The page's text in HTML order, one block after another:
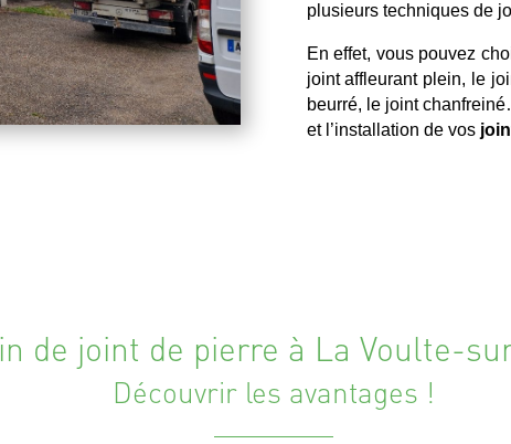
plusieurs techniques de
En effet, vous pouvez
joint affleurant plein, le
beurré, le joint
et l’installation de vos
de joint de pierre à La Voulte-
Découvrir les avantages !